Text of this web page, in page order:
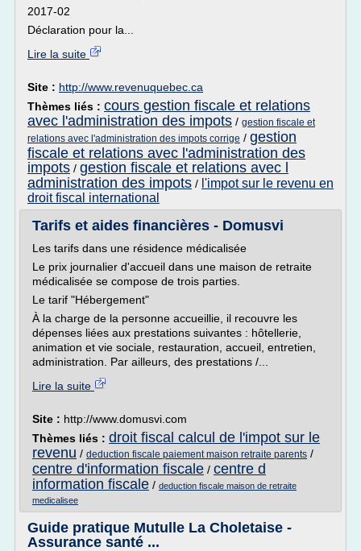
2017-02
Déclaration pour la...
Lire la suite
Site : http://www.revenuquebec.ca
Thèmes liés : cours gestion fiscale et relations
avec l'administration des impots / gestion fiscale et
relations avec l'administration des impots corrige / gestion
fiscale et relations avec l'administration des
impots / gestion fiscale et relations avec l
administration des impots / l'impot sur le revenu en
droit fiscal international
Tarifs et aides financières - Domusvi
Les tarifs dans une résidence médicalisée
Le prix journalier d'accueil dans une maison de retraite
médicalisée se compose de trois parties.
Le tarif "Hébergement"
À la charge de la personne accueillie, il recouvre les
dépenses liées aux prestations suivantes : hôtellerie,
animation et vie sociale, restauration, accueil, entretien,
administration. Par ailleurs, des prestations /...
Lire la suite
Site : http://www.domusvi.com
Thèmes liés : droit fiscal calcul de l'impot sur le
revenu / deduction fiscale paiement maison retraite parents /
centre d'information fiscale / centre d
information fiscale / deduction fiscale maison de retraite
medicalisee
Guide pratique Mutulle La Choletaise -
Assurance santé ...